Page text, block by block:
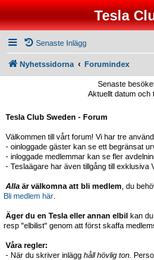
Tesla
Senaste Inlägg
Nyhetssidorna Forumindex
Senaste
Aktuellt datum och
Tesla Club Sweden - Forum
Välkommen till vårt forum! Vi har tre
- oinloggade gäster kan se ett begränsat
- inloggade medlemmar kan se fler
- Teslaägare har även tillgång till exklusiva
Alla är välkomna att bli medlem , du
Bli medlem här
Äger du en Tesla eller annan elbil kan
resp "elbilist" genom att först skaffa
Våra regler:
- När du skriver inlägg håll hövlig ton.